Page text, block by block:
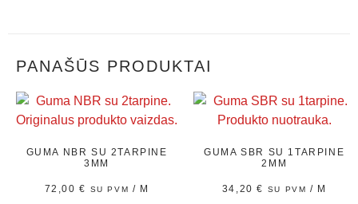
PANAŠŪS PRODUKTAI
GUMA NBR SU 2TARPINE
3MM
72,00€ SU PVM / M
GUMA SBR SU 1TARPINE
2MM
34,20€ SU PVM / M